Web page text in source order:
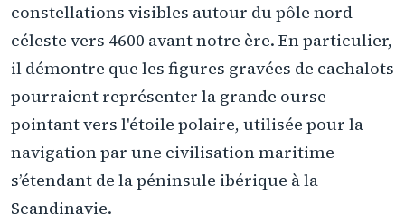
constellations visibles autour du pôle nord
céleste vers 4600 avant notre ère. En particulier,
il démontre que les figures gravées de cachalots
pourraient représenter la grande ourse
pointant vers l'étoile polaire, utilisée pour la
navigation par une civilisation maritime
s’étendant de la péninsule ibérique à la
Scandinavie.